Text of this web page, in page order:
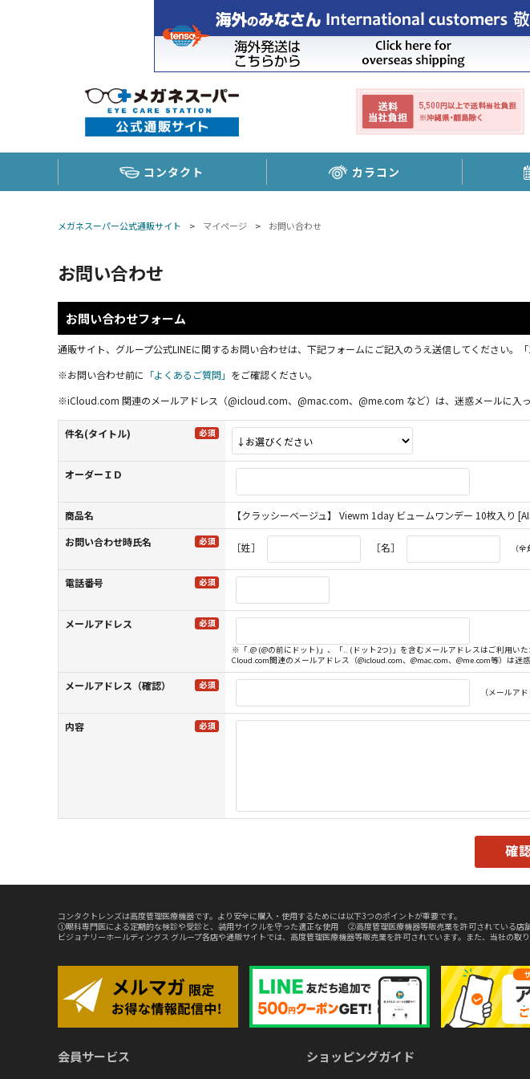
コンタクト カラコン
メガネスーパー公式通販サイト > マイページ > お問い合わせ
お問い合わせ
お問い合わせフォーム
通販サイト、グループ公式LINEに関するお問い合わせは、下記フォームにご記入のうえ送信してください。
※お問い合わせ前に 「よくあるご質問」 をご確認ください。
※iCloud.com 関連のメールアドレス（@icloud.com、@mac.com、@me.com など）は、迷惑メールに入
件名(タイトル)
オーダーＩＤ
商品名
【クラッシーベージュ】 Viewm 1day ビュームワンデー 10枚入り
お問い合わせ時氏名
［姓］ ［名］ （
電話番号
メールアドレス
※「.@ (@の前にドット)」、「.. (ドット2つ)」を含むメールアドレスはご利用い
Cloud.com関連のメールアドレス（@icloud.com、@mac.com、@me.com等）は
メールアドレス（確認）
（メールア
内容
コンタクトレンズは高度管理医療機器です。より安全に購入・使用するためには以下3つのポイントが重要です。
①眼科専門医による定期的な検診や受診と、装用サイクルを守った適正な使用 ②高度管理医療機器等販売業を許可されている
ビジョナリーホールディングス グループ各店や通販サイトでは、高度管理医療機器等販売業を許可されています。また、当社の
会員サービス ショッピングガイド